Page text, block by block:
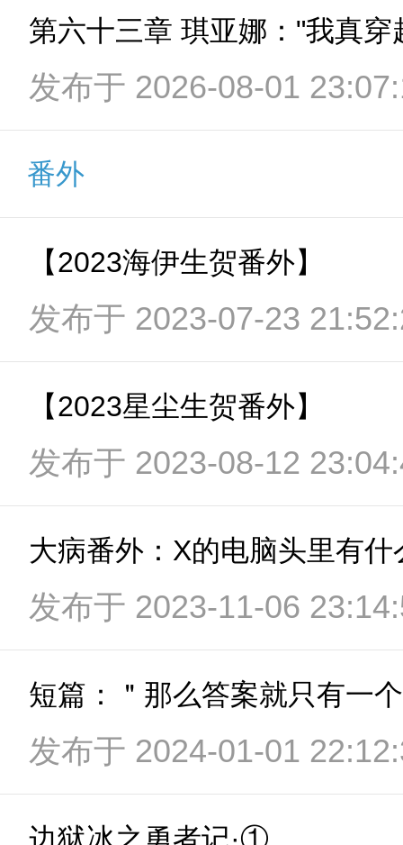
发布于 2026-08-01
番外
【2023海伊生贺番外】
发布于 2023-07-23
【2023星尘生贺番外】
发布于 2023-08-12
发布于 2023-11-06
短篇：＂那么答案就只有一
发布于 2024-01-01